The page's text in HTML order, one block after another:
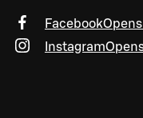
Facebook
Instagram